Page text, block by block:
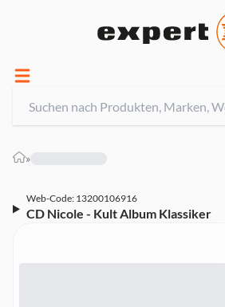
»
Web-Code: 13200106916
CD Nicole - Kult Album Klassiker